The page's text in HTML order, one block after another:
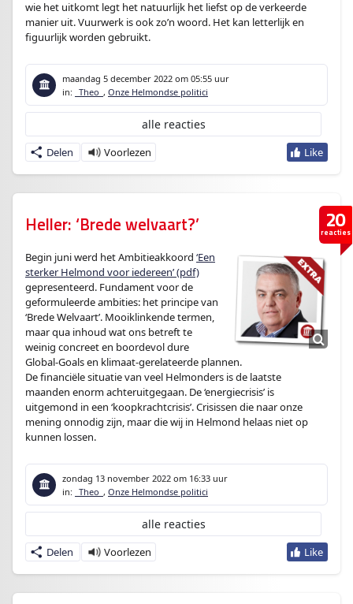
wie het uitkomt legt het natuurlijk het liefst op de verkeerde
manier uit. Vuurwerk is ook zo’n woord. Het kan letterlijk en
figuurlijk worden gebruikt.
maandag 5 december 2022 om 05:55 uur
in: _Theo_ , Onze Helmondse politici
Delen
alle reacties
20
reacties
Heller: ‘Brede welvaart?’
Begin juni werd het Ambitieakkoord ‘Een
sterker Helmond voor iedereen’ (pdf)
gepresenteerd. Fundament voor de
geformuleerde ambities: het principe van
‘Brede Welvaart’. Mooiklinkende termen,
maar qua inhoud wat ons betreft te
weinig concreet en boordevol dure
Global-Goals en klimaat-gerelateerde plannen.
De financiële situatie van veel Helmonders is de laatste
maanden enorm achteruitgegaan. De ‘energiecrisis’ is
uitgemond in een ‘koopkrachtcrisis’. Crisissen die naar onze
mening onnodig zijn, maar die wij in Helmond helaas niet op
kunnen lossen.
zondag 13 november 2022 om 16:33 uur
in: _Theo_ , Onze Helmondse politici
Delen
alle reacties